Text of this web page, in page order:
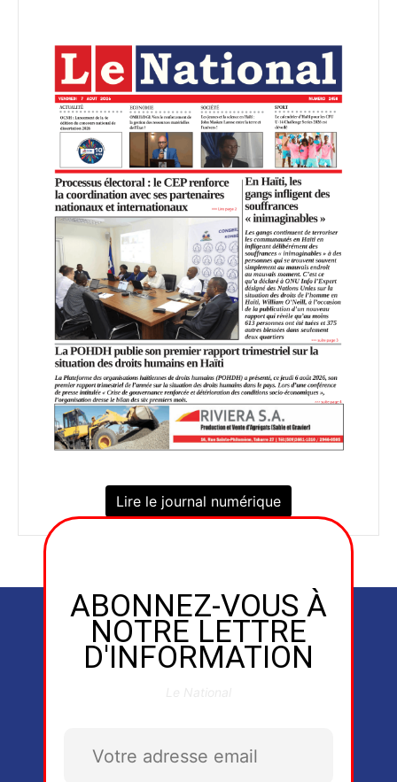
Lire le journal numérique
ABONNEZ-VOUS À
NOTRE LETTRE
D'INFORMATION